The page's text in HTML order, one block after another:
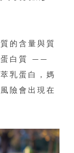
的含量與質
蛋白質 ——
乳蛋白，媽
險會出現在